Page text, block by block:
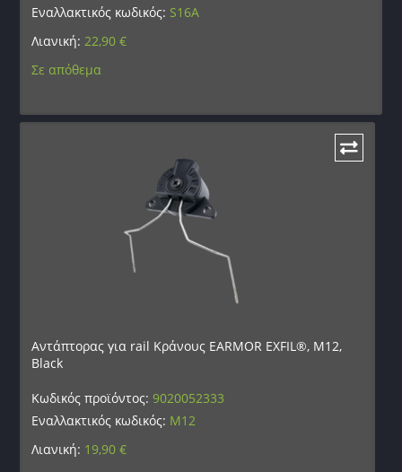
Εναλλακτικός κωδικός: S16A
Λιανική:22,90€
Σε απόθεμα
Αντάπτορας για rail Κράνους EARMOR EXFIL®, M12,
Black
Κωδικός προϊόντος:9020052333
Εναλλακτικός κωδικός: M12
Λιανική: 19,90€